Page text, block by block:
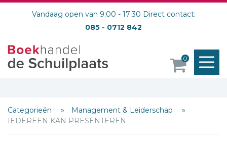
Vandaag open van 9:00 - 17:30 Direct contact:
085 - 0712 842
0
Categorieën
Management & Leiderschap
IEDEREEN KAN PRESENTEREN